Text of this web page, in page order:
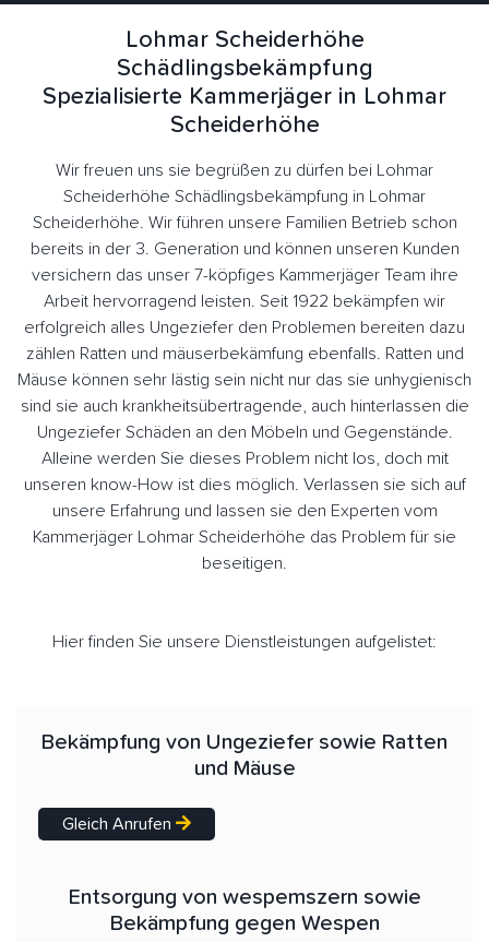
Lohmar Scheiderhöhe
Schädlingsbekämpfung
Spezialisierte Kammerjäger in Lohmar
Scheiderhöhe
Wir freuen uns sie begrüßen zu dürfen bei Lohmar
Scheiderhöhe Schädlingsbekämpfung in Lohmar
Scheiderhöhe. Wir führen unsere Familien Betrieb schon
bereits in der 3. Generation und können unseren Kunden
versichern das unser 7-köpfiges Kammerjäger Team ihre
Arbeit hervorragend leisten. Seit 1922 bekämpfen wir
erfolgreich alles Ungeziefer den Problemen bereiten dazu
zählen Ratten und mäuserbekämfung ebenfalls. Ratten und
Mäuse können sehr lästig sein nicht nur das sie unhygienisch
sind sie auch krankheitsübertragende, auch hinterlassen die
Ungeziefer Schäden an den Möbeln und Gegenstände.
Alleine werden Sie dieses Problem nicht los, doch mit
unseren know-How ist dies möglich. Verlassen sie sich auf
unsere Erfahrung und lassen sie den Experten vom
Kammerjäger Lohmar Scheiderhöhe das Problem für sie
beseitigen.
Hier finden Sie unsere Dienstleistungen aufgelistet:
Bekämpfung von Ungeziefer sowie Ratten
und Mäuse
Gleich Anrufen
Entsorgung von wespemszern sowie
Bekämpfung gegen Wespen